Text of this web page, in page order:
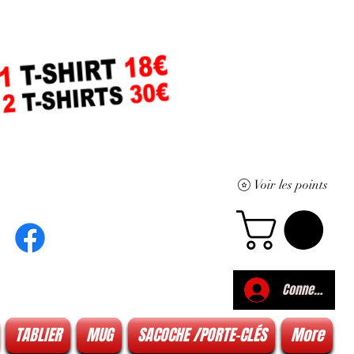
Voir les points
Connexion
TABLIER MUG SACOCHE /PORTE-CLÉS More